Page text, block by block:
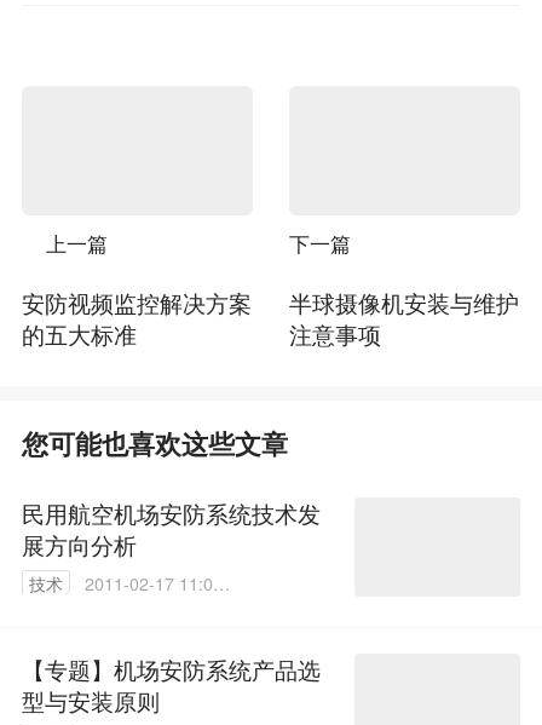
上一篇
安防视频监控解决方案
的五大标准
下一篇
半球摄像机安装与维护
注意事项
您可能也喜欢这些文章
民用航空机场安防系统技术发
展方向分析
技术
2011-02-17 11:04:
【专题】机场安防系统产品选
型与安装原则